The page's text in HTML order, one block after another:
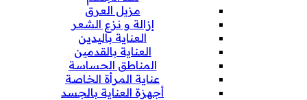
مزيل العرق
إزالة و نزع الشعر
العناية باليدين
العناية بالقدمين
المناطق الحساسة
عناية المرأة الخاصة
أجهزة العناية بالجسد